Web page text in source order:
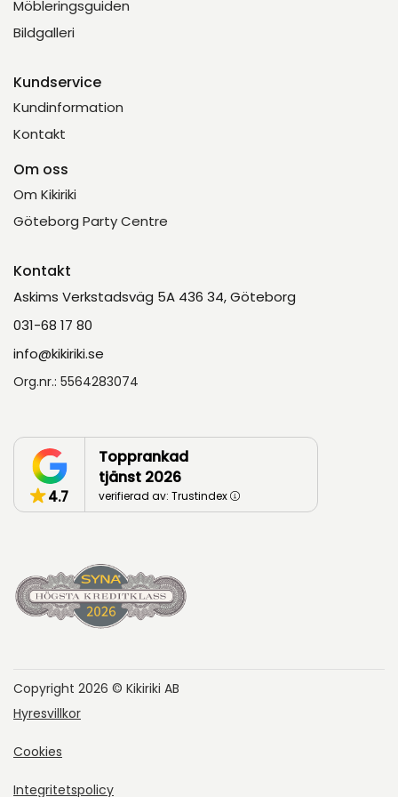
Möbleringsguiden
Bildgalleri
Kundservice
Kundinformation
Kontakt
Om oss
Om Kikiriki
Göteborg Party Centre
Kontakt
Askims Verkstadsväg 5A 436 34, Göteborg
031-68 17 80
info@kikiriki.se
Org.nr.: 5564283074
4.7
Topprankad
tjänst 2026
verifierad av: Trustindex
Copyright 2026 © Kikiriki AB
Hyresvillkor
Cookies
Integritetspolicy